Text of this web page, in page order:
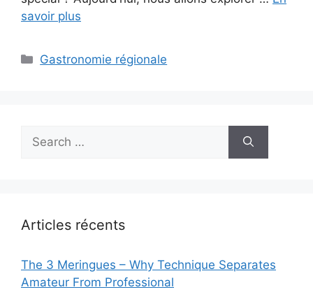
savoir plus
Categories
Gastronomie régionale
Search
for:
Articles récents
The 3 Meringues – Why Technique Separates
Amateur From Professional